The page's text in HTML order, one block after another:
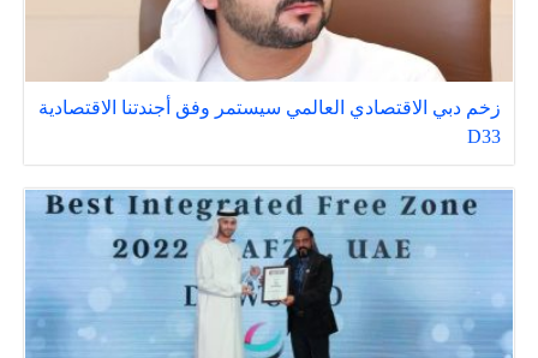
زخم دبي الاقتصادي العالمي سيستمر وفق أجندتنا الاقتصادية
D33